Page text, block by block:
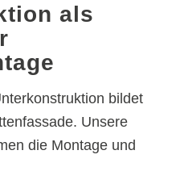
als
bildet
Unsere
die Montage und